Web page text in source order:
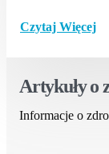
Czytaj Więcej
Artykuły o
Informacje o